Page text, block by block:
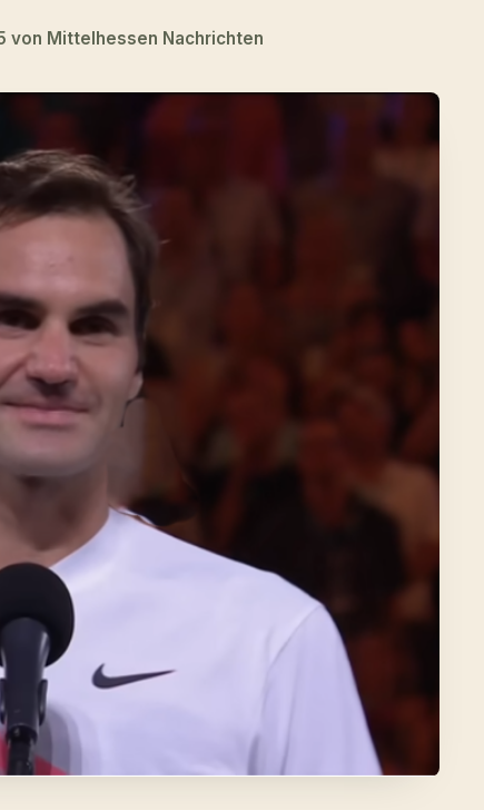
von Mittelhessen Nachrichten